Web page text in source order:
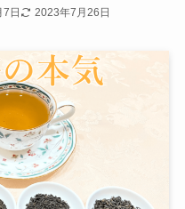
日 2023年7月26日